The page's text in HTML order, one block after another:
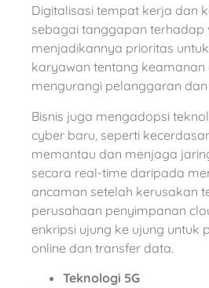
Digitalisasi tempat kerja dan
sebagai tanggapan terhadap
menjadikannya prioritas
karyawan tentang keamanan
mengurangi pelanggaran
Bisnis juga mengadopsi
cyber baru, seperti
memantau dan menjaga
secara real-time daripada
ancaman setelah kerusakan
perusahaan penyimpanan
enkripsi ujung ke ujung untuk
online dan transfer data.
Teknologi 5G